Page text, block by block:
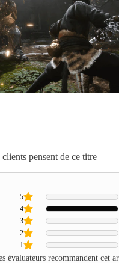
pensent de ce titre
1
2
3
4
5
évaluateurs recommandent cet